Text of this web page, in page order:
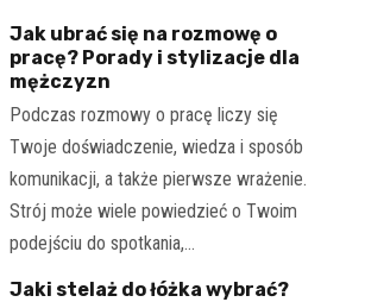
Jak ubrać się na rozmowę o
pracę? Porady i stylizacje dla
mężczyzn
Podczas rozmowy o pracę liczy się
Twoje doświadczenie, wiedza i sposób
komunikacji, a także pierwsze wrażenie.
Strój może wiele powiedzieć o Twoim
podejściu do spotkania,…
Jaki stelaż do łóżka wybrać?